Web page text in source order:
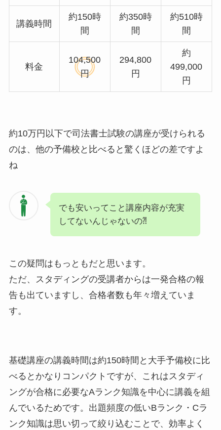
講義時間
約150時
間
約350時
間
約510時
間
料金
104,500
円
294,800
円
約
499,000
円
約10万円以下で司法書士試験の講座が受けられる
のは、他の予備校と比べると驚くほどの差ですよ
ね
でも安いってこと講座内容が充実
してないんじゃないの⁈
この疑問はもっともだと思います。
ただ、スタディングの受講者からは一発合格の報
告も出ていますし、合格者数も年々増えていま
す。
基礎講座の講義時間は約150時間と大手予備校に比
べるとかなりコンパクトですが、これはスタディ
ングが合格に必要なAランク知識を中心に講義を組
んでいるためです。出題頻度の低いBランク・Cラ
ンク知識は思い切って絞り込むことで、効率よく